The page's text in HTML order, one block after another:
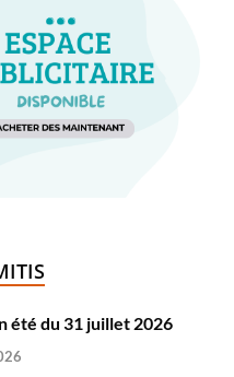
été du 31 juillet 2026